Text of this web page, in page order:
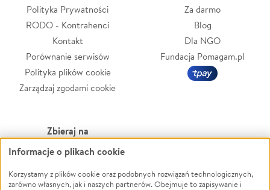
Polityka Prywatności
RODO - Kontrahenci
Kontakt
Porównanie serwisów
Polityka plików cookie
Zarządzaj zgodami cookie
Za darmo
Blog
Dla NGO
Fundacja Pomagam.pl
Zbieraj na
Leczenie
Zwierzęta
Powódź
Informacje o plikach cookie
Korzystamy z plików cookie oraz podobnych rozwiązań technologicznych,
zarówno własnych, jak i naszych partnerów. Obejmuje to zapisywanie i